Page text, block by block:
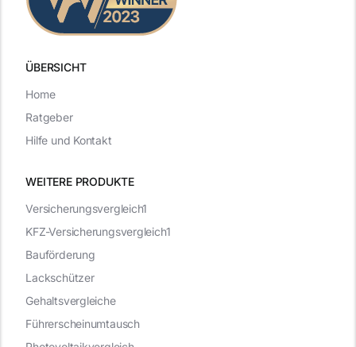
ÜBERSICHT
WEITERE PRODUKTE
Versicherungsvergleich1
KFZ-Versicherungsvergleich1
Bauförderung
Lackschützer
Gehaltsvergleiche
Führerscheinumtausch
Home
Ratgeber
Hilfe und Kontakt